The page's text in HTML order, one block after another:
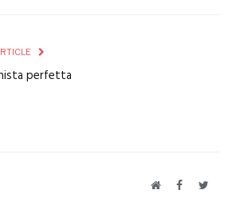
perfetta
WebsiteFacebookTwitter